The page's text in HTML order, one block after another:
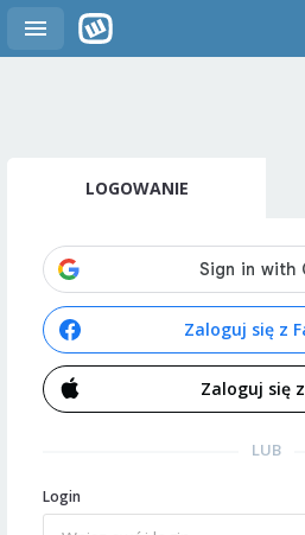
LOGOWANIE
Zaloguj się z
Zaloguj się
LUB
Login